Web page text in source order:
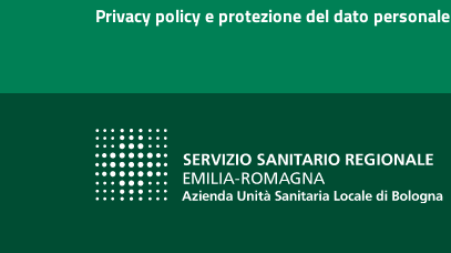
Privacy policy e protezione del dato personale